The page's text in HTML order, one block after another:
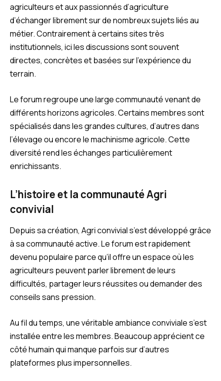
agriculteurs et aux passionnés d’agriculture
d’échanger librement sur de nombreux sujets liés au
métier. Contrairement à certains sites très
institutionnels, ici les discussions sont souvent
directes, concrètes et basées sur l’expérience du
terrain.
Le forum regroupe une large communauté venant de
différents horizons agricoles. Certains membres sont
spécialisés dans les grandes cultures, d’autres dans
l’élevage ou encore le machinisme agricole. Cette
diversité rend les échanges particulièrement
enrichissants.
L’histoire et la communauté Agri
convivial
Depuis sa création, Agri convivial s’est développé grâce
à sa communauté active. Le forum est rapidement
devenu populaire parce qu’il offre un espace où les
agriculteurs peuvent parler librement de leurs
difficultés, partager leurs réussites ou demander des
conseils sans pression.
Au fil du temps, une véritable ambiance conviviale s’est
installée entre les membres. Beaucoup apprécient ce
côté humain qui manque parfois sur d’autres
plateformes plus impersonnelles.